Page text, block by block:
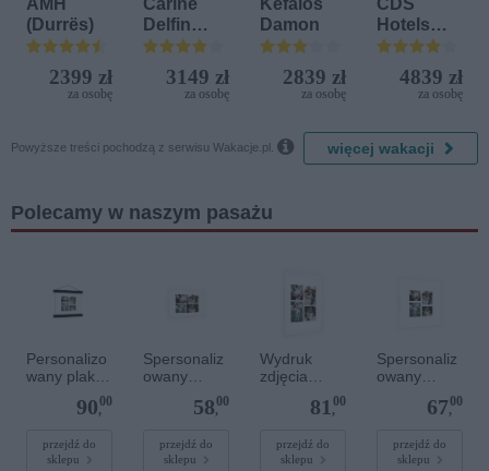
AMH
(Durrës)
2399 zł
za osobę
Carine
Delfin
Bijela (ex.
Iberostar
Bijela
3149 zł
za osobę
Kefalos
Damon
2839 zł
za osobę
CDS
Hotels
Terrasini
(ex. Citta
del Mare)
4839 zł
za osobę
Powyższe treści pochodzą z serwisu Wakacje.pl.  więcej wakacji
Polecamy w naszym pasażu
Personalizo
wany plakat
lakierowany
magnetyczn
90,
00
przejdź do
sklepu
Spersonaliz
owany
plakat - 30 x
58,
00
przejdź do
sklepu
Wydruk
zdjęcia
plakatu - 50
x 70 cm81 ,
00
przejdź do
sklepu
Spersonaliz
owany
plakat - 40 x
67,
00
przejdź do
sklepu